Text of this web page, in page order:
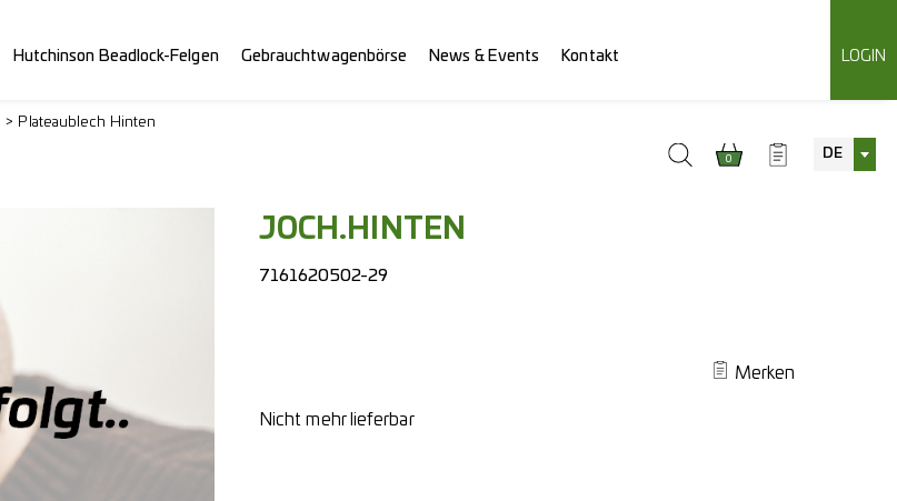
Hutchinson Beadlock-Felgen Gebrauchtwagenbörse News & Events Kontakt LOGIN
0 DE
Plateaublech Hinten
JOCH.HINTEN
7161620502-29
Merken